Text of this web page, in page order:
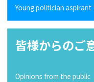
Young politician aspirant
皆様からのご
Opinions from the public